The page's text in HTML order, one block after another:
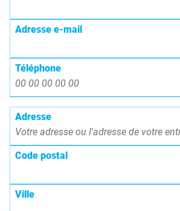
Adresse e-mail
Téléphone
Adresse
Code postal
Ville